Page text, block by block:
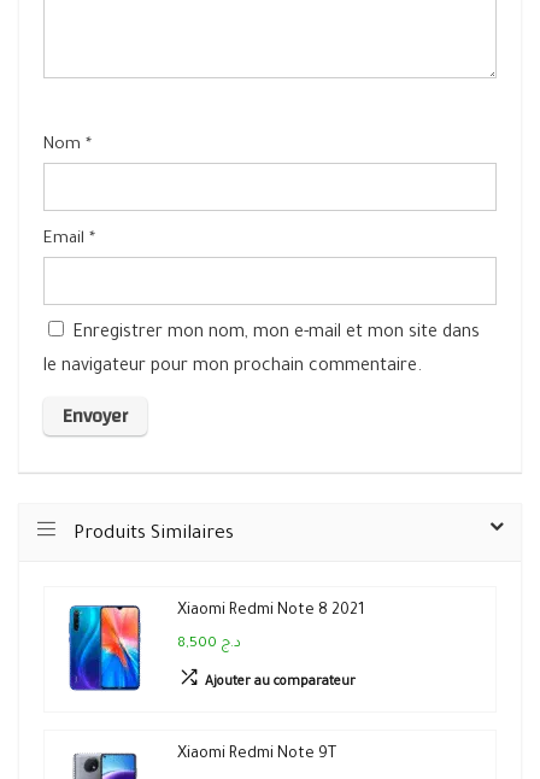
Nom *
Email *
Enregistrer mon nom, mon e-mail et mon site dans
le navigateur pour mon prochain commentaire.
Produits Similaires
Xiaomi Redmi Note 8 2021
8,500 د.ج
Ajouter au comparateur
Xiaomi Redmi Note 9T